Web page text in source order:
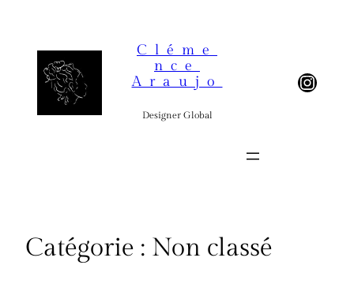
contenu
Cléme
Nce
Araujo
Designer Global
Instagram
Catégorie : Non classé